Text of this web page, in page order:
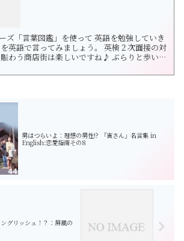
ズ「言葉図鑑」を使って 英語を勉強していき
男はつらいよ：理想の男性!? 「寅さん」名言集 in
English:恋愛指南その8
グリッシュ！？：屏風の